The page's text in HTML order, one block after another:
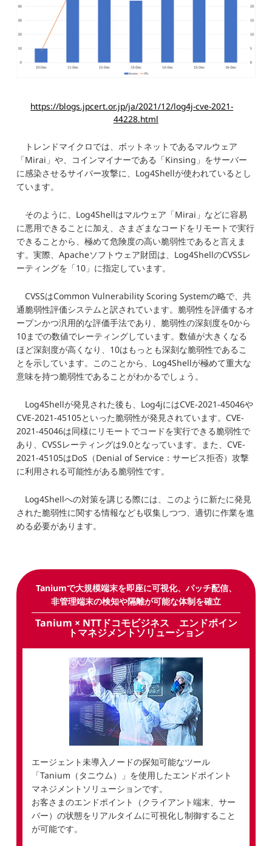
https://blogs.jpcert.or.jp/ja/2021/12/log4j-cve-2021-
44228.html
トレンドマイクロでは、ボットネットであるマルウェア
「Mirai」や、コインマイナーである「Kinsing」をサーバー
に感染させるサイバー攻撃に、Log4Shellが使われているとし
ています。
そのように、Log4Shellはマルウェア「Mirai」などに容易
に悪用できることに加え、さまざまなコードをリモートで実行
できることから、極めて危険度の高い脆弱性であると言えま
す。実際、Apacheソフトウェア財団は、Log4ShellのCVSSレ
ーティングを「10」に指定しています。
CVSSはCommon Vulnerability Scoring Systemの略で、共
通脆弱性評価システムと訳されています。脆弱性を評価するオ
ープンかつ汎用的な評価手法であり、脆弱性の深刻度を0から
10までの数値でレーティングしています。数値が大きくなる
ほど深刻度が高くなり、10はもっとも深刻な脆弱性であるこ
とを示しています。このことから、Log4Shellが極めて重大な
意味を持つ脆弱性であることがわかるでしょう。
Log4Shellが発見された後も、Log4jにはCVE-2021-45046や
CVE-2021-45105といった脆弱性が発見されています。CVE-
2021-45046は同様にリモートでコードを実行できる脆弱性で
あり、CVSSレーティングは9.0となっています。また、CVE-
2021-45105はDoS（Denial of Service：サービス拒否）攻撃
に利用される可能性がある脆弱性です。
Log4Shellへの対策を講じる際には、このように新たに発見
された脆弱性に関する情報なども収集しつつ、適切に作業を進
める必要があります。
Taniumで大規模端末を即座に可視化、パッチ配信、
非管理端末の検知や隔離が可能な体制を確立
Tanium × NTTドコモビジネス エンドポイン
トマネジメントソリューション
エージェント未導入ノードの探知可能なツール
「Tanium（タニウム）」を使用したエンドポイント
マネジメントソリューションです。
お客さまのエンドポイント（クライアント端末、サー
バー）の状態をリアルタイムに可視化し制御すること
が可能です。